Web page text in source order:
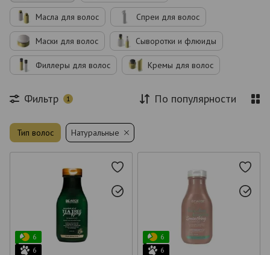
Масла для волос Спреи для волос
Маски для волос Сыворотки и флюиды
Филлеры для волос Кремы для волос
Фильтр 1 По популярности
Тип волос Натуральные
6
6
6
6